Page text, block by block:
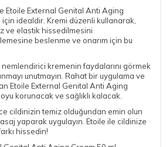
Etoile External Genital Anti Aging
için idealdir. Kremi düzenli kullanarak,
ve elastik hissedilmesini
beslenme ve onarım için bu
nemlendirici kremenin faydalarını görmek
unutmayın. Rahat bir uygulama ve
Etoile External Genital Anti Aging
korunacak ve sağlıklı kalacak.
cildinizin temiz olduğundan emin olun
yaparak uygulayın. Etoile ile cildinize
hissedin!